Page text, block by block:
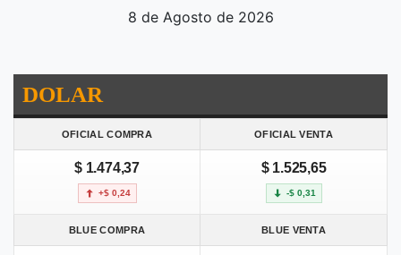
8 de Agosto de 2026
DOLAR
OFICIAL COMPRA OFICIAL VENTA
$ 1.474,37
+$ 0,24
$ 1.525,65
-$ 0,31
BLUE COMPRA BLUE VENTA